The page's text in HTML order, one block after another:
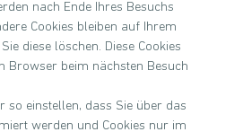
nach Ende Ihres Besuchs
Cookies bleiben auf Ihrem
diese löschen. Diese Cookies
Browser beim nächsten Besuch
so einstellen, dass Sie über das
werden und Cookies nur im